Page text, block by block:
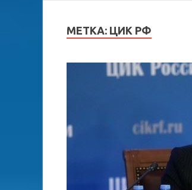
МЕТКА: ЦИК РФ